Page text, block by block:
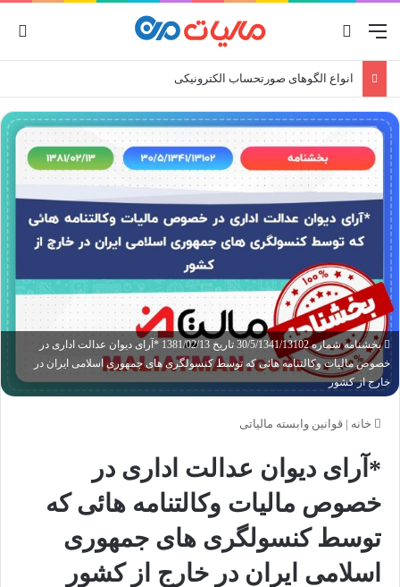
منو
انواع صورتحساب الکترونیکی
بخشنامه شماره 30/5/1341/13102 تاریخ 1381/02/13 *آرای دیوان عدالت اداری در
خصوص مالیات وکالتنامه هائی که توسط کنسولگری های جمهوری اسلامی ایران در
خارج از کشور
خانه | قوانین وابسته مالیاتی
*آرای دیوان عدالت اداری در
خصوص مالیات وکالتنامه هائی که
توسط کنسولگری های جمهوری
اسلامی ایران در خارج از کشور